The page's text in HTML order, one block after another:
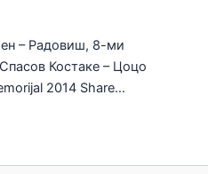
– Радовиш, 8-ми
Костаке – Цоцо
2014 Share…